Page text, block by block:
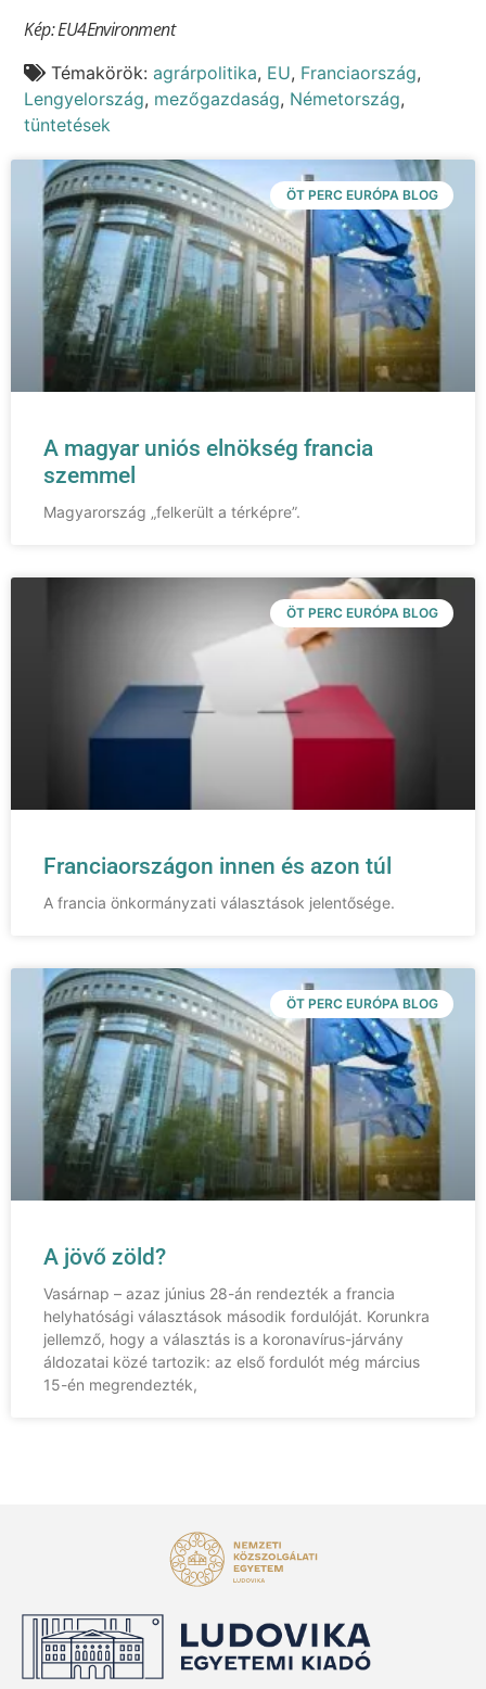
Kép: EU4Environment
Témakörök:agrárpolitika, EU, Franciaország,
Lengyelország, mezőgazdaság, Németország,
tüntetések
ÖT PERC EURÓPA BLOG
A magyar uniós elnökség francia
szemmel
Magyarország „felkerült a térképre”.
ÖT PERC EURÓPA BLOG
Franciaországon innen és azon túl
A francia önkormányzati választások jelentősége.
ÖT PERC EURÓPA BLOG
A jövő zöld?
Vasárnap – azaz június 28-án rendezték a francia
helyhatósági választások második fordulóját. Korunkra
jellemző, hogy a választás is a koronavírus-járvány
áldozatai közé tartozik: az első fordulót még március
15-én megrendezték,